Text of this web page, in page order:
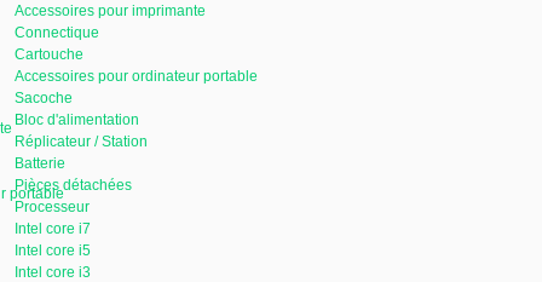
portable
Accessoires pour imprimante
Connectique
Cartouche
Accessoires pour ordinateur portable
Sacoche
Bloc d'alimentation
Réplicateur / Station
Batterie
Pièces détachées
Processeur
Intel core i7
Intel core i5
Intel core i3